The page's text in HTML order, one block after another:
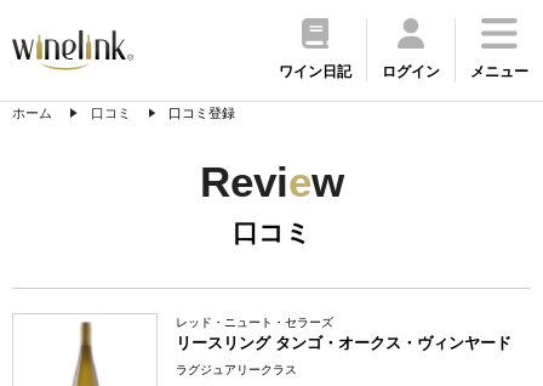
ワイン日記 ログイン メニュー
ホーム 口コミ 口コミ登録
Review
口コミ
レッド・ニュート・セラーズ
リースリング タンゴ・オークス・ヴィンヤード
ラグジュアリークラス